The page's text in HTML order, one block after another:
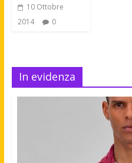
10 Ottobre
2014
0
In evidenza